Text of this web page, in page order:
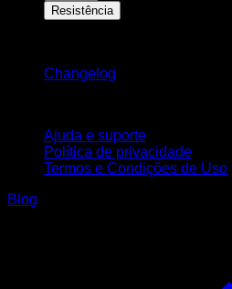
Resistência
Changelog
Ajuda e suporte
Política de privacidade
Termos e Condições de Uso
Blog